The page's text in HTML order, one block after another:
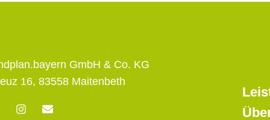
GmbH & Co. KG
16, 83558 Maitenbeth
I
n
E
n